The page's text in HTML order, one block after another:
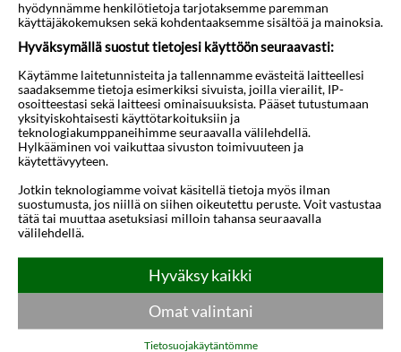
◀︎
Akrathos Beach Hotel
Ouranoupoli,Thessaloniki,Kreikka
Thessaloniki
Meno:
ma 24 touko 2027 21:20
la 29 touko 2027 03:35
Yöt:
5
€673
lue lisää
hyödynnämme henkilötietoja tarjotaksemme paremman
käyttäjäkokemuksen sekä kohdentaaksemme sisältöä ja mainoksia.
Hyväksymällä suostut tietojesi käyttöön seuraavasti:
Käytämme laitetunnisteita ja tallennamme evästeitä laitteellesi
saadaksemme tietoja esimerkiksi sivuista, joilla vierailit, IP-
osoitteestasi sekä laitteesi ominaisuuksista. Pääset tutustumaan
yksityiskohtaisesti käyttötarkoituksiin ja
teknologiakumppaneihimme seuraavalla välilehdellä.
Hylkääminen voi vaikuttaa sivuston toimivuuteen ja
käytettävyyteen.
Jotkin teknologiamme voivat käsitellä tietoja myös ilman
suostumusta, jos niillä on siihen oikeutettu peruste. Voit vastustaa
tätä tai muuttaa asetuksiasi milloin tahansa seuraavalla
välilehdellä.
Hyväksy kaikki
Omat valintani
Tietosuojakäytäntömme